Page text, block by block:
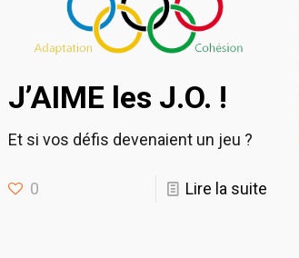
J’AIME les J.O. !
Et si vos défis devenaient un jeu ?
0 Lire la suite